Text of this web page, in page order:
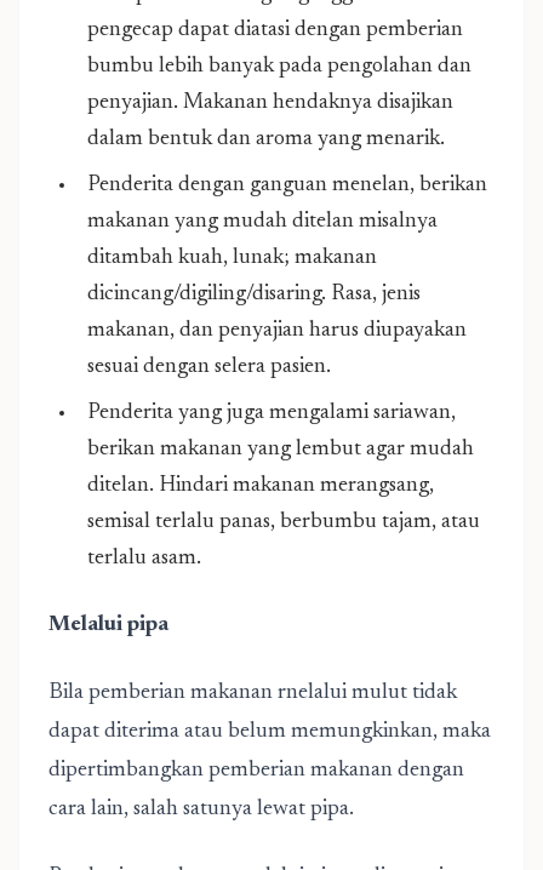
pengecap dapat diatasi dengan pemberian
bumbu lebih banyak pada pengolahan dan
penyajian. Makanan hendaknya disajikan
dalam bentuk dan aroma yang menarik.
Penderita dengan ganguan menelan, berikan
makanan yang mudah ditelan misalnya
ditambah kuah, lunak; makanan
dicincang/digiling/disaring. Rasa, jenis
makanan, dan penyajian harus diupayakan
sesuai dengan selera pasien.
Penderita yang juga mengalami sariawan,
berikan makanan yang lembut agar mudah
ditelan. Hindari makanan merangsang,
semisal terlalu panas, berbumbu tajam, atau
terlalu asam.
Melalui pipa
Bila pemberian makanan rnelalui mulut tidak
dapat diterima atau belum memungkinkan, maka
dipertimbangkan pemberian makanan dengan
cara lain, salah satunya lewat pipa.